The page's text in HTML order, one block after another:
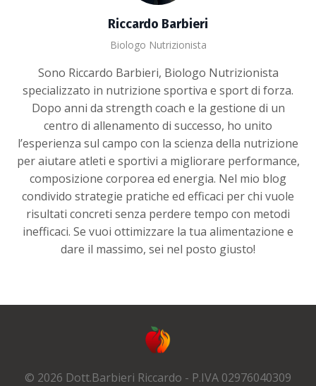
Riccardo Barbieri
Biologo Nutrizionista
Sono Riccardo Barbieri, Biologo Nutrizionista
specializzato in nutrizione sportiva e sport di forza.
Dopo anni da strength coach e la gestione di un
centro di allenamento di successo, ho unito
l’esperienza sul campo con la scienza della nutrizione
per aiutare atleti e sportivi a migliorare performance,
composizione corporea ed energia. Nel mio blog
condivido strategie pratiche ed efficaci per chi vuole
risultati concreti senza perdere tempo con metodi
inefficaci. Se vuoi ottimizzare la tua alimentazione e
dare il massimo, sei nel posto giusto!
© 2026 Dott.Barbieri Riccardo - P.IVA 02976040309